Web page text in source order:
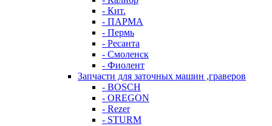
- Кит.
- ПАРМА
- Пермь
- Ресанта
- Смоленск
- Фиолент
Запчасти для заточных машин ,граверов
- BOSCH
- OREGON
- Rezer
- STURM